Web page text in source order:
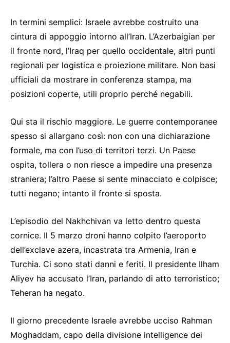
In termini semplici: Israele avrebbe costruito una
cintura di appoggio intorno all’Iran. L’Azerbaigian per
il fronte nord, l’Iraq per quello occidentale, altri punti
regionali per logistica e proiezione militare. Non basi
ufficiali da mostrare in conferenza stampa, ma
posizioni coperte, utili proprio perché negabili.
Qui sta il rischio maggiore. Le guerre contemporanee
spesso si allargano così: non con una dichiarazione
formale, ma con l’uso di territori terzi. Un Paese
ospita, tollera o non riesce a impedire una presenza
straniera; l’altro Paese si sente minacciato e colpisce;
tutti negano; intanto il fronte si sposta.
L’episodio del Nakhchivan va letto dentro questa
cornice. Il 5 marzo droni hanno colpito l’aeroporto
dell’exclave azera, incastrata tra Armenia, Iran e
Turchia. Ci sono stati danni e feriti. Il presidente Ilham
Aliyev ha accusato l’Iran, parlando di atto terroristico;
Teheran ha negato.
Il giorno precedente Israele avrebbe ucciso Rahman
Moghaddam, capo della divisione intelligence dei